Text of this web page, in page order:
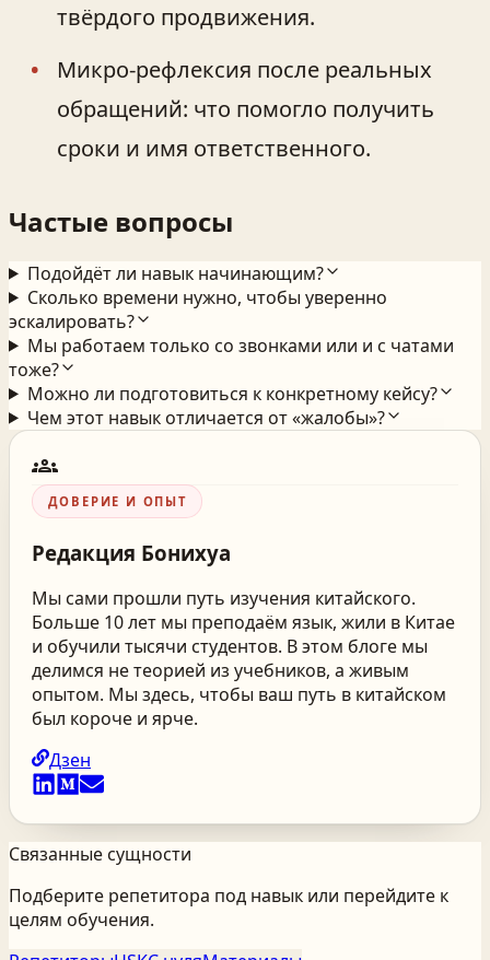
твёрдого продвижения.
Микро-рефлексия после реальных
обращений: что помогло получить
сроки и имя ответственного.
Частые вопросы
Подойдёт ли навык начинающим?
Сколько времени нужно, чтобы уверенно
эскалировать?
Мы работаем только со звонками или и с чатами
тоже?
Можно ли подготовиться к конкретному кейсу?
Чем этот навык отличается от «жалобы»?
groups
ДОВЕРИЕ И ОПЫТ
Редакция Бонихуа
Мы сами прошли путь изучения китайского.
Больше 10 лет мы преподаём язык, жили в Китае
и обучили тысячи студентов. В этом блоге мы
делимся не теорией из учебников, а живым
опытом. Мы здесь, чтобы ваш путь в китайском
был короче и ярче.
Дзен
Связанные сущности
Подберите репетитора под навык или перейдите к
целям обучения.